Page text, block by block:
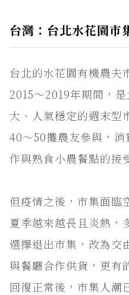
台灣：台北水花園市
台北的水花園有機農夫
2015～2019年期間，
大、人氣穩定的週末型
40～50攤農友參與，
作與熟食小農餐點的接
但疫情之後，市集面臨
夏季越來越長且炎熱，
選擇退出市集，改為交
與餐廳合作供貨，更有
回復正常後，市集人潮